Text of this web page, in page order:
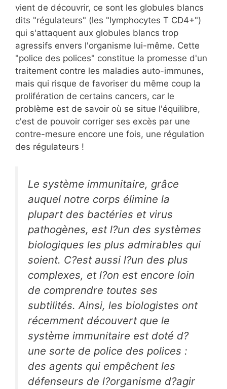
vient de découvrir, ce sont les globules blancs
dits "régulateurs" (les "lymphocytes T CD4+")
qui s'attaquent aux globules blancs trop
agressifs envers l'organisme lui-même. Cette
"police des polices" constitue la promesse d'un
traitement contre les maladies auto-immunes,
mais qui risque de favoriser du même coup la
prolifération de certains cancers, car le
problème est de savoir où se situe l'équilibre,
c'est de pouvoir corriger ses excès par une
contre-mesure encore une fois, une régulation
des régulateurs !
Le système immunitaire, grâce
auquel notre corps élimine la
plupart des bactéries et virus
pathogènes, est l?un des systèmes
biologiques les plus admirables qui
soient. C?est aussi l?un des plus
complexes, et l?on est encore loin
de comprendre toutes ses
subtilités. Ainsi, les biologistes ont
récemment découvert que le
système immunitaire est doté d?
une sorte de police des polices :
des agents qui empêchent les
défenseurs de l?organisme d?agir